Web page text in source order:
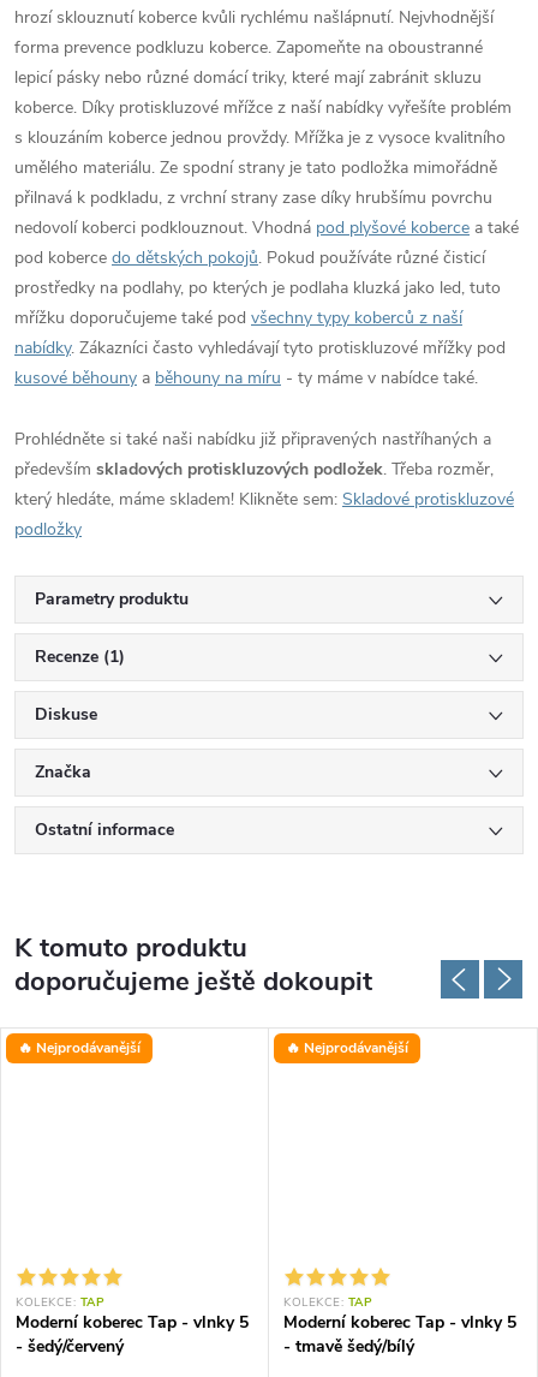
hrozí sklouznutí koberce kvůli rychlému našlápnutí. Nejvhodnější
forma prevence podkluzu koberce. Zapomeňte na oboustranné
lepicí pásky nebo různé domácí triky, které mají zabránit skluzu
koberce. Díky protiskluzové mřížce z naší nabídky vyřešíte problém
s klouzáním koberce jednou provždy. Mřížka je z vysoce kvalitního
umělého materiálu. Ze spodní strany je tato podložka mimořádně
přilnavá k podkladu, z vrchní strany zase díky hrubšímu povrchu
nedovolí koberci podklouznout. Vhodná pod plyšové koberce a také
pod koberce do dětských pokojů. Pokud používáte různé čisticí
prostředky na podlahy, po kterých je podlaha kluzká jako led, tuto
mřížku doporučujeme také pod všechny typy koberců z naší
nabídky. Zákazníci často vyhledávají tyto protiskluzové mřížky pod
kusové běhouny a běhouny na míru - ty máme v nabídce také.
Prohlédněte si také naši nabídku již připravených nastříhaných a
především skladových protiskluzových podložek. Třeba rozměr,
který hledáte, máme skladem! Klikněte sem: Skladové protiskluzové
podložky
Parametry produktu
Recenze (1)
Diskuse
Značka
Ostatní informace
K tomuto produktu
doporučujeme ještě dokoupit
🔥 Nejprodávanější
KOLEKCE: TAP
Moderní koberec Tap - vlnky 5
- šedý/červený
🔥 Nejprodávanější
KOLEKCE: TAP
Moderní koberec Tap - vlnky 5
- tmavě šedý/bílý